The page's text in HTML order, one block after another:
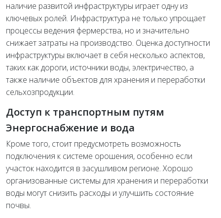
наличие развитой инфраструктуры играет одну из
ключевых ролей. Инфраструктура не только упрощает
процессы ведения фермерства, но и значительно
снижает затраты на производство. Оценка доступности
инфраструктуры включает в себя несколько аспектов,
таких как дороги, источники воды, электричество, а
также наличие объектов для хранения и переработки
сельхозпродукции.
Доступ к транспортным путям
Энергоснабжение и вода
Кроме того, стоит предусмотреть возможность
подключения к системе орошения, особенно если
участок находится в засушливом регионе. Хорошо
организованные системы для хранения и переработки
воды могут снизить расходы и улучшить состояние
почвы.